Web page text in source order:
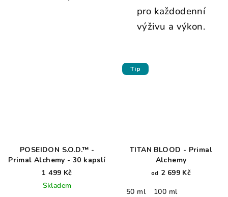
pro každodenní
výživu a výkon.
POSEIDON S.O.D.™ -
Primal Alchemy - 30 kapslí
1 499 Kč
Skladem
Tip
TITAN BLOOD - Primal
Alchemy
od 2 699 Kč
50 ml
100 ml